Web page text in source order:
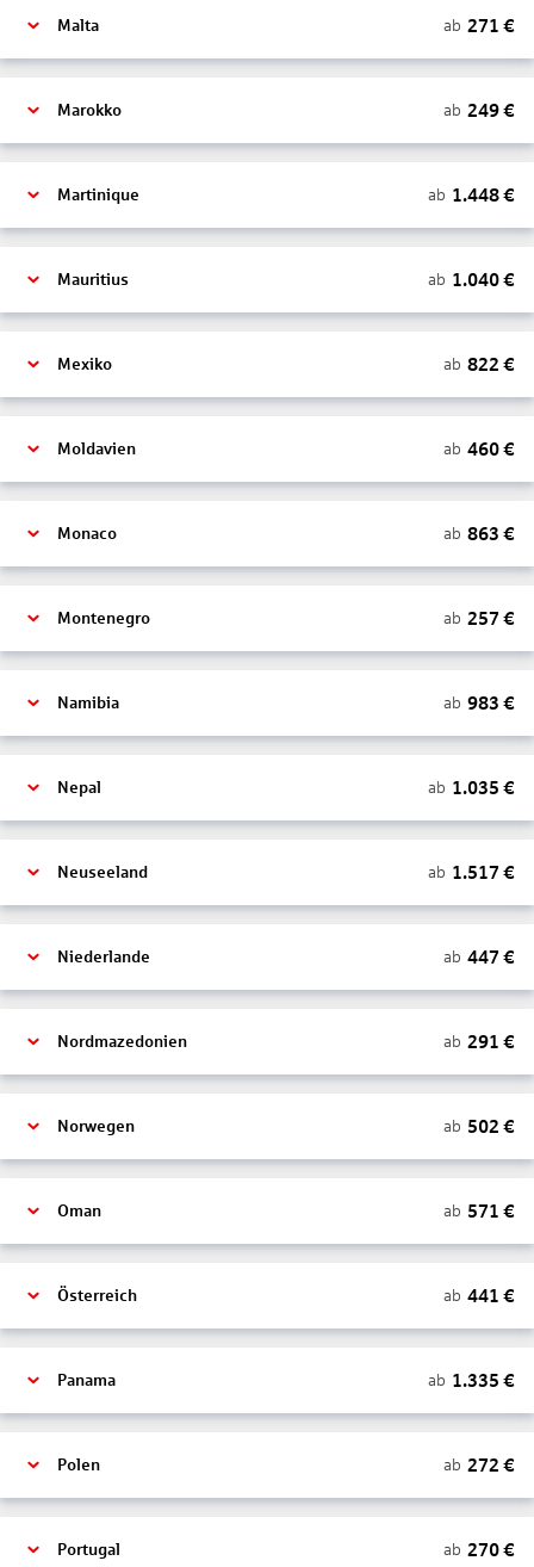
Malta ab 271 €
Marokko ab 249€
Martinique ab 1.448€
Mauritius ab 1.040€
Mexiko ab 822 €
Moldavien ab 460€
Monaco ab 863 €
Montenegro ab 257 €
Namibia ab 983 €
Nepal ab 1.035 €
Neuseeland ab 1.517 €
Niederlande ab 447 €
Nordmazedonien ab 291 €
Norwegen ab 502 €
Oman ab 571 €
Österreich ab 441 €
Panama ab 1.335 €
Polen ab 272 €
Portugal ab 270€